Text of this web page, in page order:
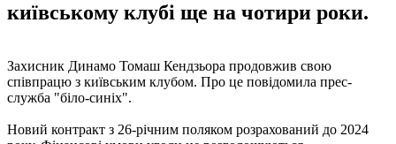
київському клубі ще на чотири роки.
Захисник Динамо Томаш Кендзьора продовжив свою
співпрацю з київським клубом. Про це повідомила прес-
служба "біло-синіх".
Новий контракт з 26-річним поляком розрахований до 2024